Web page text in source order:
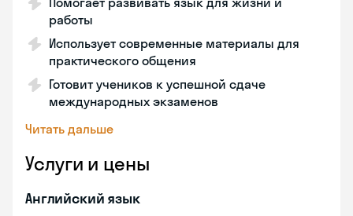
работы
Использует современные материалы для
практического общения
Готовит учеников к успешной сдаче
международных экзаменов
Читать дальше
Услуги и цены
Английский язык